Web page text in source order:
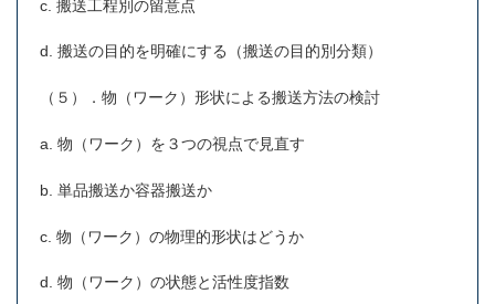
c. 搬送工程別の留意点
d. 搬送の目的を明確にする（搬送の目的別分類）
（５）．物（ワーク）形状による搬送方法の検討
a. 物（ワーク）を３つの視点で見直す
b. 単品搬送か容器搬送か
c. 物（ワーク）の物理的形状はどうか
d. 物（ワーク）の状態と活性度指数